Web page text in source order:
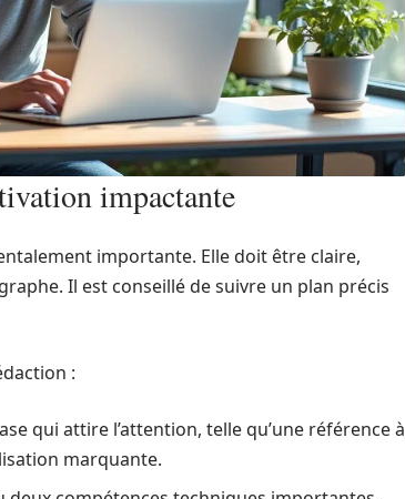
impactante
importante. Elle doit être claire,
Il est conseillé de suivre un plan précis
:
qui attire l’attention, telle qu’une référence à
marquante.